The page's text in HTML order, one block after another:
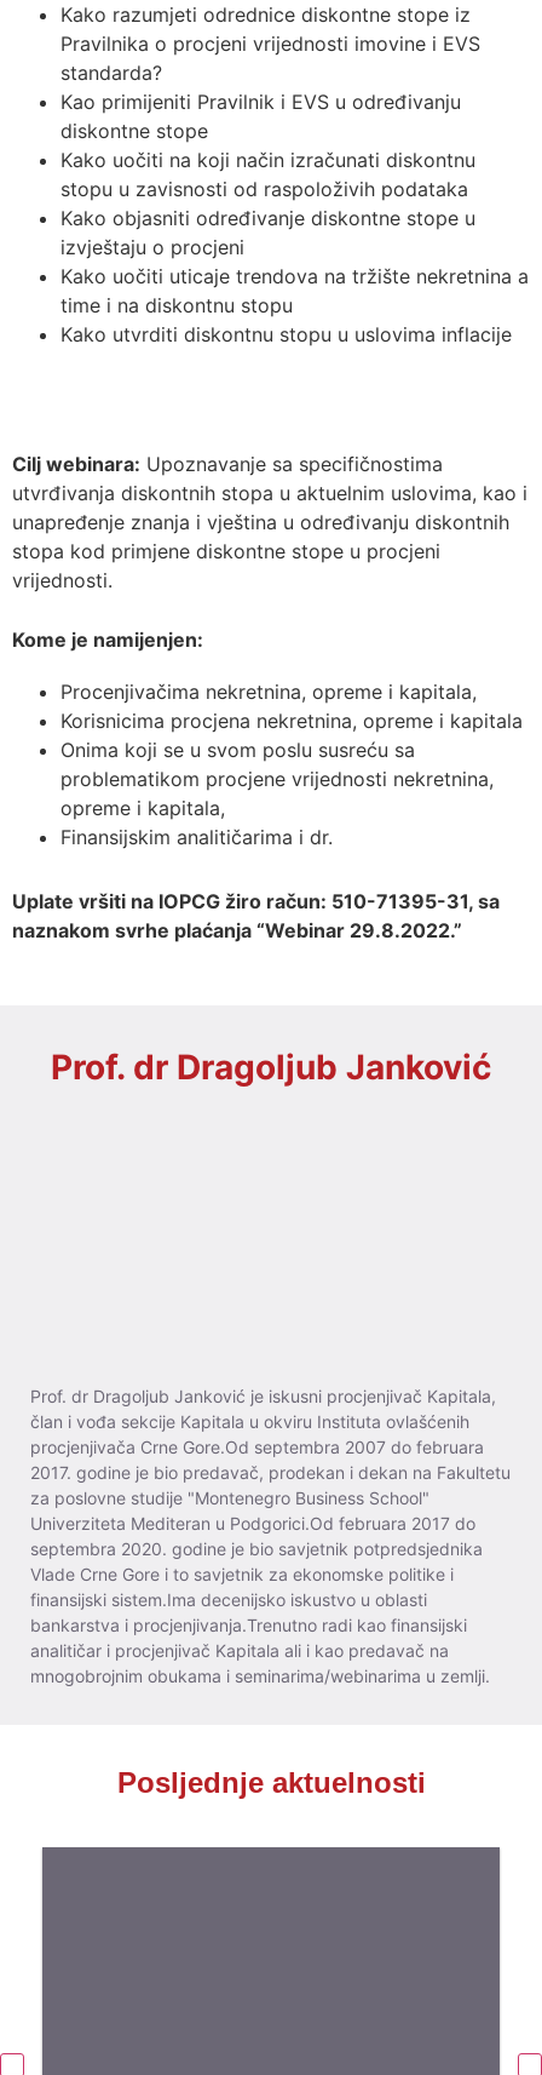
Kako razumjeti odrednice diskontne stope iz
Pravilnika o procjeni vrijednosti imovine i EVS
standarda?
Kao primijeniti Pravilnik i EVS u određivanju
diskontne stope
Kako uočiti na koji način izračunati diskontnu
stopu u zavisnosti od raspoloživih podataka
Kako objasniti određivanje diskontne stope u
izvještaju o procjeni
Kako uočiti uticaje trendova na tržište nekretnina a
time i na diskontnu stopu
Kako utvrditi diskontnu stopu u uslovima inflacije
Cilj webinara: Upoznavanje sa specifičnostima
utvrđivanja diskontnih stopa u aktuelnim uslovima, kao i
unapređenje znanja i vještina u određivanju diskontnih
stopa kod primjene diskontne stope u procjeni
vrijednosti.
Kome je namijenjen:
Procenjivačima nekretnina, opreme i kapitala,
Korisnicima procjena nekretnina, opreme i kapitala
Onima koji se u svom poslu susreću sa
problematikom procjene vrijednosti nekretnina,
opreme i kapitala,
Finansijskim analitičarima i dr.
Uplate vršiti na IOPCG žiro račun: 510-71395-31, sa
naznakom svrhe plaćanja “Webinar 29.8.2022.”
Prof. dr Dragoljub Janković
Prof. dr Dragoljub Janković je iskusni procjenjivač Kapitala,
član i vođa sekcije Kapitala u okviru Instituta ovlašćenih
procjenjivača Crne Gore.Od septembra 2007 do februara
2017. godine je bio predavač, prodekan i dekan na Fakultetu
za poslovne studije "Montenegro Business School"
Univerziteta Mediteran u Podgorici.Od februara 2017 do
septembra 2020. godine je bio savjetnik potpredsjednika
Vlade Crne Gore i to savjetnik za ekonomske politike i
finansijski sistem.Ima decenijsko iskustvo u oblasti
bankarstva i procjenjivanja.Trenutno radi kao finansijski
analitičar i procjenjivač Kapitala ali i kao predavač na
mnogobrojnim obukama i seminarima/webinarima u zemlji.
Posljednje aktuelnosti